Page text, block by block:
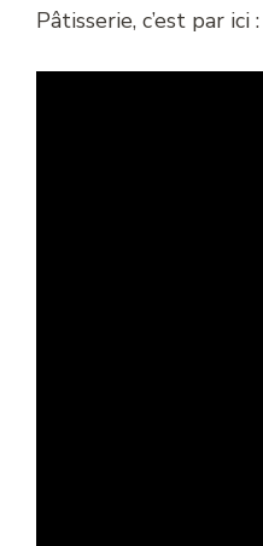
Pâtisserie, c’est par ici :